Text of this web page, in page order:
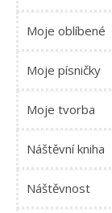
Moje oblíbené
Moje písničky
Moje tvorba
Náštěvní kniha
Náštěvnost